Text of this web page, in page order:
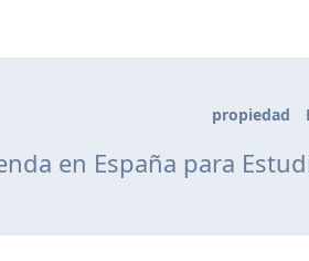
propiedad
en España para